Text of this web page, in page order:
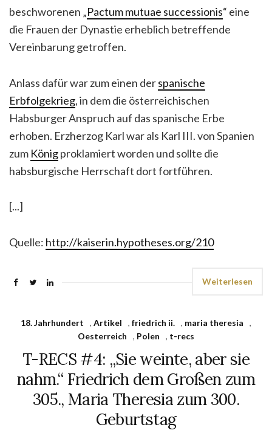
beschworenen „Pactum mutuae successionis“ eine
die Frauen der Dynastie erheblich betreffende
Vereinbarung getroffen.
Anlass dafür war zum einen derspanische
Erbfolgekrieg, in dem die österreichischen
Habsburger Anspruch auf das spanische Erbe
erhoben. Erzherzog Karl war als Karl III. von Spanien
zum Königproklamiert worden und sollte die
habsburgische Herrschaft dort fortführen.
[...]
Quelle: http://kaiserin.hypotheses.org/210
Weiterlesen
18. Jahrhundert , Artikel , friedrich ii. , maria theresia
,
Oesterreich
, Polen , t-recs
T-RECS #4: „Sie weinte, aber sie
nahm.“ Friedrich dem Großen zum
305., Maria Theresia zum 300.
Geburtstag